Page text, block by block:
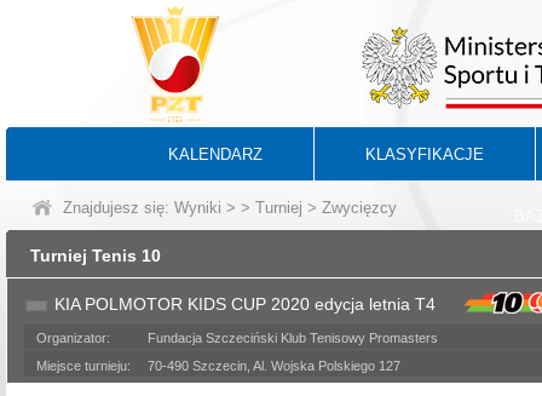
KALENDARZ KLASYFIKACJE
Znajdujesz się: Wyniki > > Turniej > Zwycięzcy
Turniej Tenis 10
KIA POLMOTOR KIDS CUP 2020 edycja letnia T4
Organizator:
Fundacja Szczeciński Klub Tenisowy Promasters
Miejsce turnieju:
70-490 Szczecin, Al. Wojska Polskiego 127